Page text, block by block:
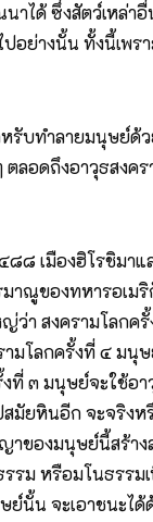
าได้ ซึ่งสัตว์เหล่า
อย่างนั้น ทั้งนี้เพรา
บทำลายมนุษย์ด้ว
ลอดถึงอาวุธสงค
๘ เมืองฮิโรชิมาแ
าณูของทหารอเม
ว่า สงครามโลกค
ามโลกครั้งที่ ๔ มนุ
ที่ ๓ มนุษย์จะใช้อา
มัยหินอีก จะจริงห
ของมนุษย์นี้สร้าง
รม หรือมโนธรรม
ย์นั้น จะเอาชนะ